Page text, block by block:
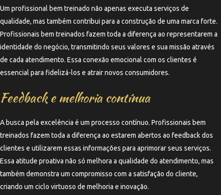
Um profissional bem treinado não apenas executa serviços de
qualidade, mas também contribui para a construção de uma marca forte.
Profissionais bem treinados fazem toda a diferença ao representarem a
identidade do negócio, transmitindo seus valores e sua missão através
de cada atendimento. Essa conexão emocional com os clientes é
essencial para fidelizá-los e atrair novos consumidores.
Feedback e melhoria contínua
A busca pela excelência é um processo contínuo. Profissionais bem
treinados fazem toda a diferença ao estarem abertos ao feedback dos
clientes e utilizarem essas informações para aprimorar seus serviços.
Essa atitude proativa não só melhora a qualidade do atendimento, mas
também demonstra um compromisso com a satisfação do cliente,
criando um ciclo virtuoso de melhoria e inovação.